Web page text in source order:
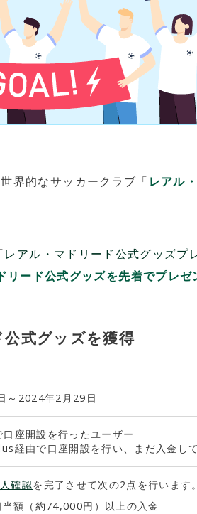
界的なサッカークラブ「 レアル
レアル・マドリード公式グッズプ
リード公式グッズを先着でプレゼ
式グッズを獲得
～2024年2月29日
座開設を行ったユーザー
経由で口座開設を行い、まだ入金し
確認を完了させて次の2点を行います。
額（約74,000円）以上の入金